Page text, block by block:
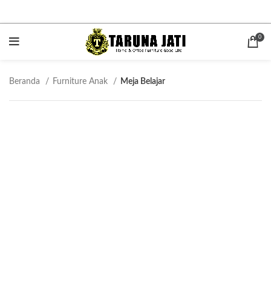
0
Beranda Furniture Anak Meja Belajar